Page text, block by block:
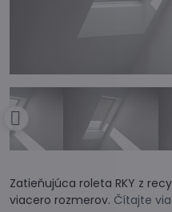
Zatieňujúca roleta RKY z
viacero rozmerov. Čítajte